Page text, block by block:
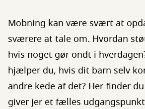
Mobning kan være svært at
sværere at tale om. Hvordan
hvis noget gør ondt i
hjælper du, hvis dit barn selv
andre kede af det? Her finder
giver jer et fælles